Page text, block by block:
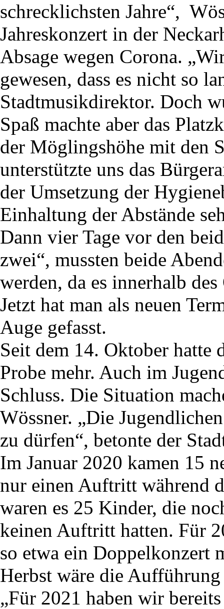
schrecklichsten Jahre“,
Jahreskonzert in der
Absage wegen Corona.
gewesen, dass es nicht so
Stadtmusikdirektor. Doch
Spaß machte aber das
der Möglingshöhe mit den
unterstützte uns das
der Umsetzung der
Einhaltung der Abstände
Dann vier Tage vor den
zwei“, mussten beide
werden, da es innerhalb
Jetzt hat man als neuen
Auge gefasst.
Seit dem 14. Oktober hatte
Probe mehr. Auch im
Schluss. Die Situation
Wössner. „Die
zu dürfen“, betonte der
Im Januar 2020 kamen 15
nur einen Auftritt während
waren es 25 Kinder, die
keinen Auftritt hatten. Für
so etwa ein Doppelkonzert
Herbst wäre die
„Für 2021 haben wir